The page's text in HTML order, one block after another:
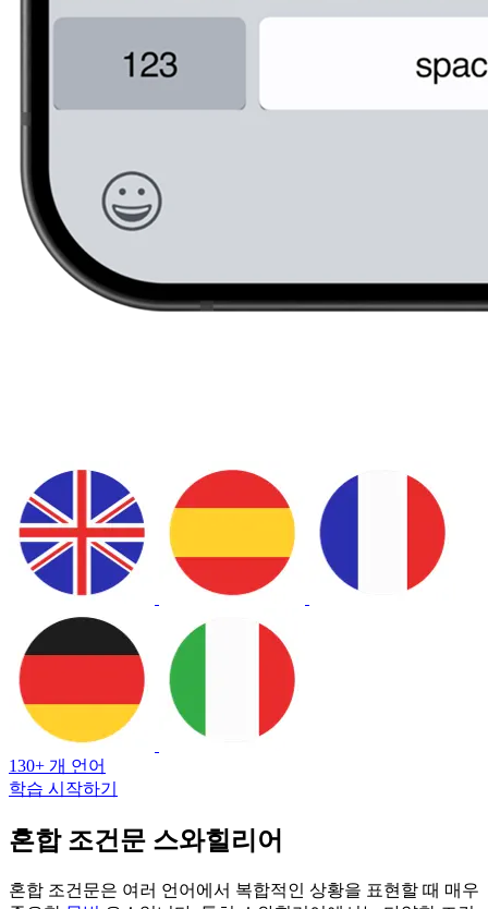
130+ 개 언어
학습 시작하기
혼합 조건문 스와힐리어
혼합 조건문은 여러 언어에서 복합적인 상황을 표현할 때 매우